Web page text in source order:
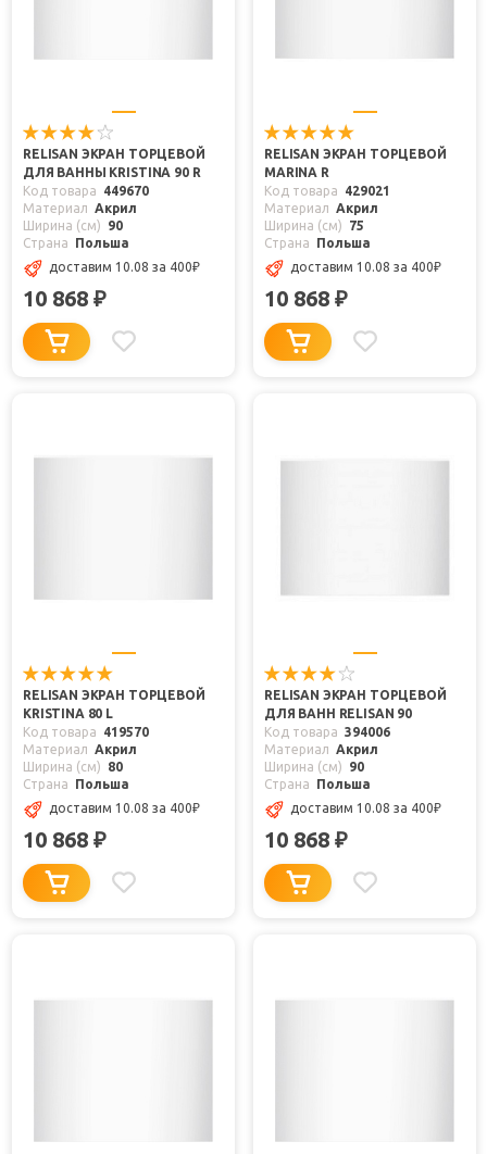
RELISAN ЭКРАН ТОРЦЕВОЙ
ДЛЯ ВАННЫ KRISTINA 90 R
Код товара
449670
Материал
Акрил
Ширина (см)
90
Страна
Польша
доставим 10.08 за 400₽
10 868 ₽
RELISAN ЭКРАН ТОРЦЕВОЙ
MARINA R
Код товара
429021
Материал
Акрил
Ширина (см)
75
Страна
Польша
доставим 10.08 за 400₽
10 868 ₽
RELISAN ЭКРАН ТОРЦЕВОЙ
KRISTINA 80 L
Код товара
419570
Материал
Акрил
Ширина (см)
80
Страна
Польша
доставим 10.08 за 400₽
10 868 ₽
RELISAN ЭКРАН ТОРЦЕВОЙ
ДЛЯ ВАНН RELISAN 90
Код товара 394006
Материал
Акрил
Ширина (см)
90
Страна
Польша
доставим 10.08 за 400₽
10 868 ₽